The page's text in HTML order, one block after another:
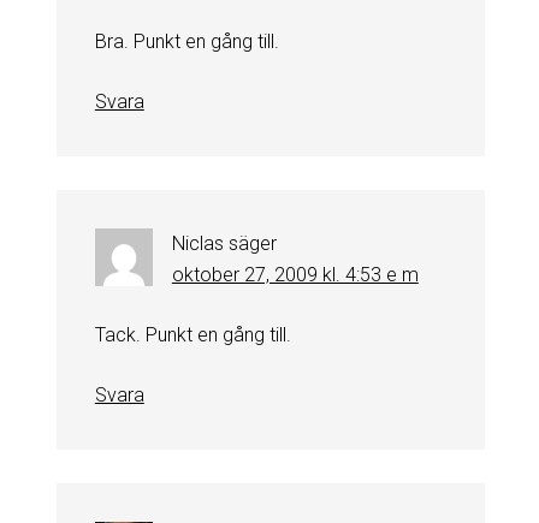
Bra. Punkt en gång till.
Svara
Niclas säger
oktober 27, 2009 kl. 4:53 e m
Tack. Punkt en gång till.
Svara